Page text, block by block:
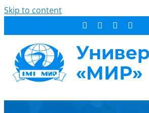
Skip to content